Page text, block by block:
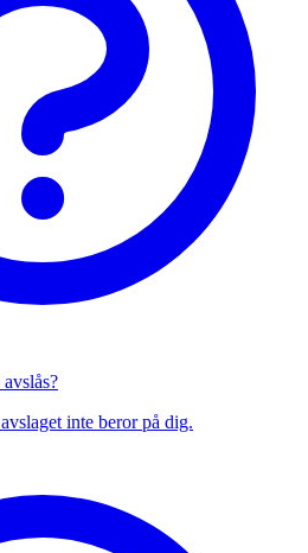
inte beror på dig.